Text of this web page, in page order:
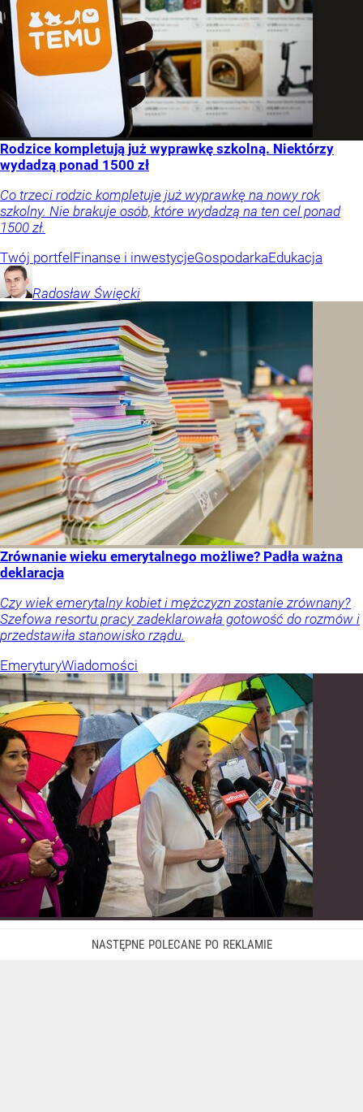
Rodzice kompletują już wyprawkę szkolną. Niektórzy
wydadzą ponad 1500 zł
Co trzeci rodzic kompletuje już wyprawkę na nowy rok
szkolny. Nie brakuje osób, które wydadzą na ten cel ponad
1500 zł.
Twój portfelFinanse i inwestycjeGospodarkaEdukacja
Radosław Święcki
Zrównanie wieku emerytalnego możliwe? Padła ważna
deklaracja
Czy wiek emerytalny kobiet i mężczyzn zostanie zrównany?
Szefowa resortu pracy zadeklarowała gotowość do rozmów i
przedstawiła stanowisko rządu.
EmeryturyWiadomości